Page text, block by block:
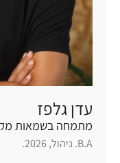
עדן גלפז
מתמחה בשמאות
B.A. ניהול, 2026.